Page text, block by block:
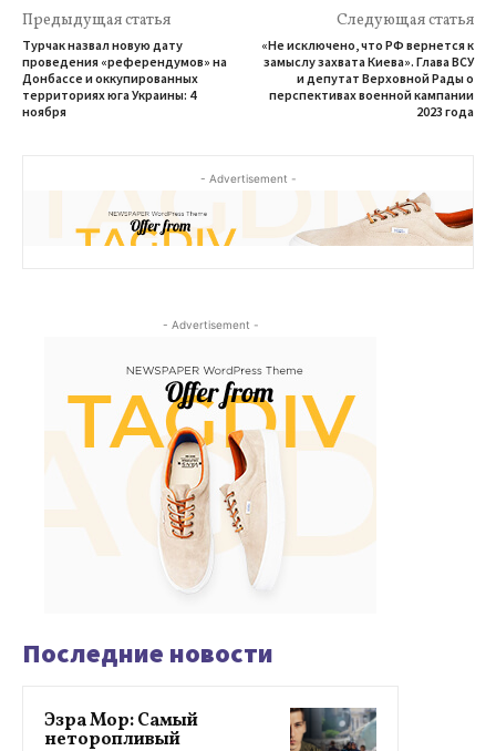
Предыдущая статья
Турчак назвал новую дату
проведения «референдумов» на
Донбассе и оккупированных
территориях юга Украины: 4
ноября
Следующая статья
«Не исключено, что РФ вернется к
замыслу захвата Киева». Глава ВСУ
и депутат Верховной Рады о
перспективах военной кампании
2023 года
- Advertisement -
- Advertisement -
Последние новости
Эзра Мор: Самый
неторопливый